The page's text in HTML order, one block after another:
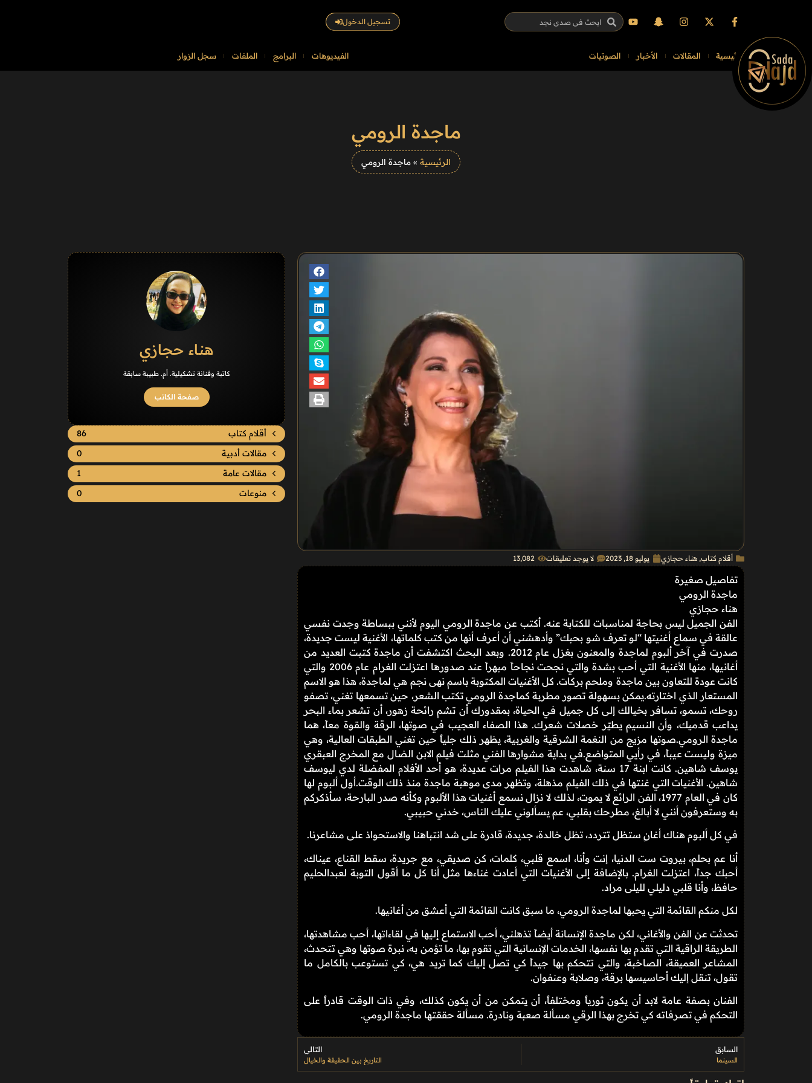
تسجيل الدخول
الرئيسية المقالات الأخبار الصوتيات الفيديوهات البرامج الملفات سجل الزوار
ماجدة الرومي
الرئيسية » ماجدة الرومي
أقلام كتاب, هناء حجازي يوليو 18, 2023 لا يوجد تعليقات 13٬082
تفاصيل صغيرة
ماجدة الرومي
هناء حجازي
الفن الجميل ليس بحاجة لمناسبات للكتابة عنه. أكتب عن ماجدة الرومي اليوم لأنني ببساطة وجدت نفسي
عالقة في سماع أغنيتها “لو تعرف شو بحبك” وأدهشني أن أعرف أنها من كتب كلماتها، الأغنية ليست جديدة،
صدرت في آخر ألبوم لماجدة والمعنون بغزل عام 2012. وبعد البحث اكتشفت أن ماجدة كتبت العديد من
أغانيها، منها الأغنية التي أحب بشدة والتي نجحت نجاحاً مبهراً عند صدورها اعتزلت الغرام عام 2006 والتي
كانت عودة للتعاون بين ماجدة وملحم بركات. كل الأغنيات المكتوبة باسم نهى نجم هي لماجدة، هذا هو الاسم
المستعار الذي اختارته.يمكن بسهولة تصور مطربة كماجدة الرومي تكتب الشعر، حين تسمعها تغني، تصفو
روحك، تسمو، تسافر بخيالك إلى كل جميل في الحياة، بمقدورك أن تشم رائحة زهور، أن تشعر بماء البحر
يداعب قدميك، وأن النسيم يطيّر خصلات شعرك. هذا الصفاء العجيب في صوتها، الرقة والقوة معاً، هما
ماجدة الرومي.صوتها مزيج من النغمة الشرقية والغربية، يظهر ذلك جلياً حين تغني الطبقات العالية، وهي
ميزة وليست عيباً، في رأيي المتواضع.في بداية مشوارها الفني مثلت فيلم الابن الضال مع المخرج العبقري
يوسف شاهين. كانت ابنة 17 سنة، شاهدت هذا الفيلم مرات عديدة، هو أحد الأفلام المفضلة لدي ليوسف
شاهين. الأغنيات التي غنتها في ذلك الفيلم مذهلة، وتظهر مدى موهبة ماجدة منذ ذلك الوقت.أول ألبوم لها
كان في العام 1977، الفن الرائع لا يموت، لذلك لا نزال نسمع أغنيات هذا الألبوم وكأنه صدر البارحة، سأذكركم
به وستعرفون أنني لا أبالغ، مطرحك بقلبي، عم يسألوني عليك الناس، خدني حبيبي.
في كل ألبوم هناك أغانٍ ستظل تتردد، تظل خالدة، جديدة، قادرة على شد انتباهنا والاستحواذ على مشاعرنا.
أنا عم بحلم، بيروت ست الدنيا، إنت وأنا، اسمع قلبي، كلمات، كن صديقي، مع جريدة، سقط القناع، عيناك،
أحبك جداً، اعتزلت الغرام. بالإضافة إلى الأغنيات التي أعادت غناءها مثل أنا كل ما أقول التوبة لعبدالحليم
حافظ، وأنا قلبي دليلي لليلى مراد.
لكل منكم القائمة التي يحبها لماجدة الرومي، ما سبق كانت القائمة التي أعشق من أغانيها.
تحدثت عن الفن والأغاني، لكن ماجدة الإنسانة أيضاً تذهلني، أحب الاستماع إليها في لقاءاتها، أحب مشاهدتها،
الطريقة الراقية التي تقدم بها نفسها، الخدمات الإنسانية التي تقوم بها، ما تؤمن به، نبرة صوتها وهي تتحدث،
المشاعر العميقة، الصاخبة، والتي تتحكم بها جيداً كي تصل إليك كما تريد هي، كي تستوعب بالكامل ما
تقول، تنقل إليك أحاسيسها برقة، وصلابة وعنفوان.
الفنان بصفة عامة لابد أن يكون ثورياً ومختلفاً، أن يتمكن من أن يكون كذلك، وفي ذات الوقت قادراً على
التحكم في تصرفاته كي تخرج بهذا الرقي مسألة صعبة ونادرة. مسألة حققتها ماجدة الرومي.
السابق
السينما
التالي
التاريخ بين الحقيقة والخيال
هناء حجازي
كاتبة وفنانة تشكيلية. أم. طبيبة سابقة
صفحة الكاتب
أقلام كتاب
86
مقالات أدبية
0
مقالات عامة
1
منوعات
0